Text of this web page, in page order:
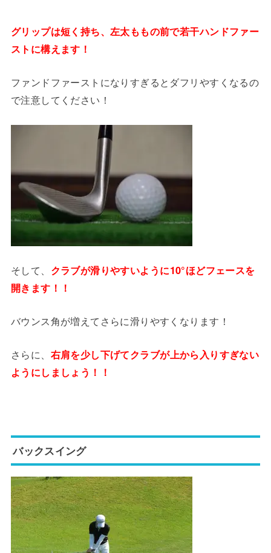
グリップは短く持ち、左太ももの前で若干ハンドファー
ストに構えます！
ファンドファーストになりすぎるとダフリやすくなるの
で注意してください！
そして、 クラブが滑りやすいように10°ほどフェースを
開きます！！
バウンス角が増えてさらに滑りやすくなります！
さらに、 右肩を少し下げてクラブが上から入りすぎない
ようにしましょう！！
バックスイング